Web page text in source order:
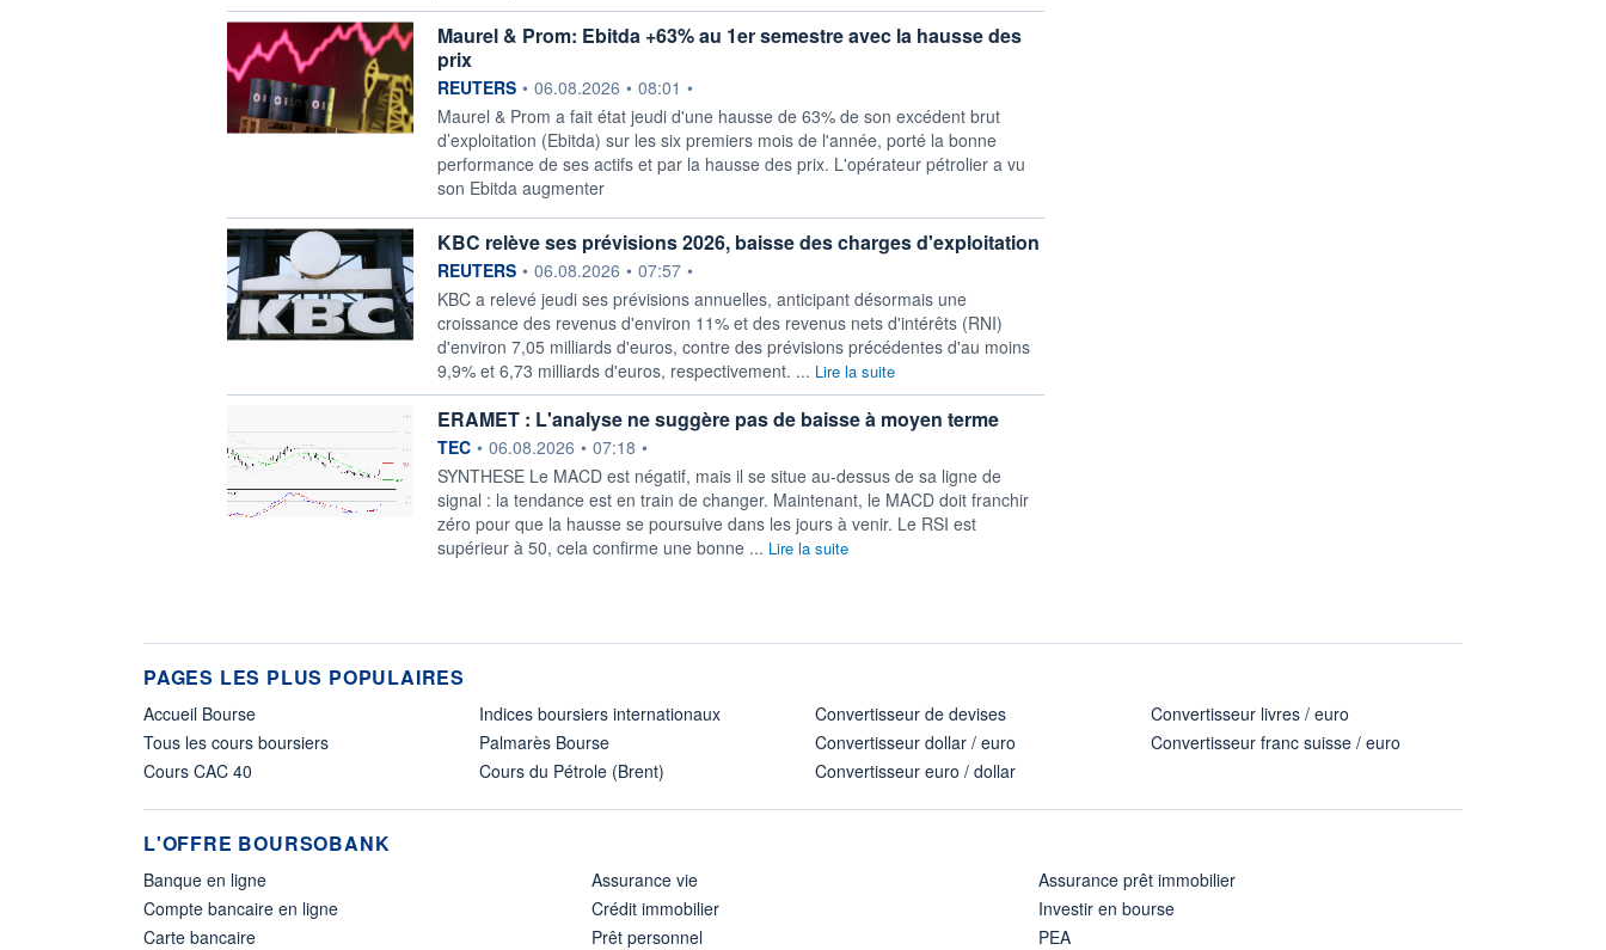
Maurel & Prom: Ebitda +63% au 1er semestre avec la hausse des
prix
information fournie par
REUTERS • 06.08.2026 • 08:01 •
Maurel & ‌Prom a fait état ​jeudi d'une hausse de 63% de son excédent brut ​
d’exploitation (Ebitda) sur les six premiers mois ​de l'année, porté ⁠la bonne
performance de ‌ses actifs et par la hausse des prix. L'opérateur ​pétrolier ‌a vu
son Ebitda ⁠augmenter
KBC relève ses prévisions 2026, baisse des charges d'exploitation
information fournie par
REUTERS • 06.08.2026 • 07:57 •
KBC a ‌relevé jeudi ses prévisions annuelles, anticipant désormais ​une
croissance des revenus d'environ 11% et des revenus nets d'intérêts (RNI)
d'environ 7,05 milliards ​d'euros, contre des prévisions précédentes d'au moins
9,9% et ​6,73 milliards d'euros, ⁠respectivement. ... Lire la suite
ERAMET : L'analyse ne suggère pas de baisse à moyen terme
information fournie par
TEC • 06.08.2026 • 07:18 •
SYNTHESE Le MACD est négatif, mais il se situe au-dessus de sa ligne de
signal : la tendance est en train de changer. Maintenant, le MACD doit franchir
zéro pour que la hausse se poursuive dans les jours à venir. Le RSI est
supérieur à 50, cela confirme une bonne ... Lire la suite
PAGES LES PLUS POPULAIRES
Accueil Bourse
Tous les cours boursiers
Cours CAC 40
Indices boursiers internationaux
Palmarès Bourse
Cours du Pétrole (Brent)
Convertisseur de devises
Convertisseur dollar / euro
Convertisseur euro / dollar
Convertisseur livres / euro
Convertisseur franc suisse / euro
L'OFFRE BOURSOBANK
Banque en ligne
Compte bancaire en ligne
Carte bancaire
Assurance vie
Crédit immobilier
Prêt personnel
Assurance prêt immobilier
Investir en bourse
PEA